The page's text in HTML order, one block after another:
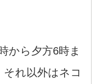
から夕方6時ま
れ以外はネコ